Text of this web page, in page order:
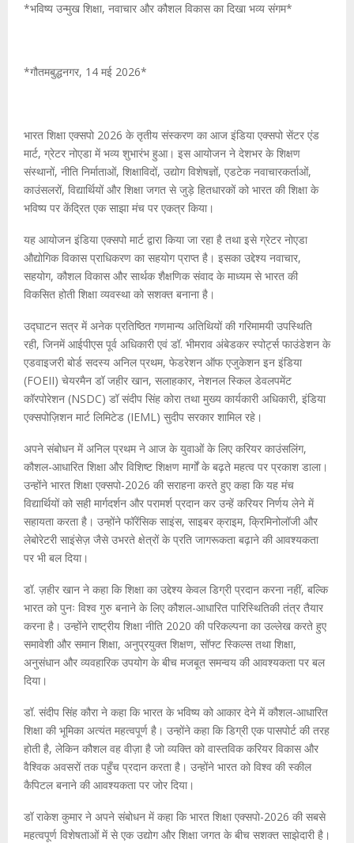
*भविष्य उन्मुख शिक्षा, नवाचार और कौशल विकास का दिखा भव्य संगम*
*गौतमबुद्धनगर, 14 मई 2026*
भारत शिक्षा एक्सपो 2026 के तृतीय संस्करण का आज इंडिया एक्सपो सेंटर एंड
मार्ट, ग्रेटर नोएडा में भव्य शुभारंभ हुआ। इस आयोजन ने देशभर के शिक्षण
संस्थानों, नीति निर्माताओं, शिक्षाविदों, उद्योग विशेषज्ञों, एडटेक नवाचारकर्ताओं,
काउंसलरों, विद्यार्थियों और शिक्षा जगत से जुड़े हितधारकों को भारत की शिक्षा के
भविष्य पर केंद्रित एक साझा मंच पर एकत्र किया।
यह आयोजन इंडिया एक्सपो मार्ट द्वारा किया जा रहा है तथा इसे ग्रेटर नोएडा
औद्योगिक विकास प्राधिकरण का सहयोग प्राप्त है। इसका उद्देश्य नवाचार,
सहयोग, कौशल विकास और सार्थक शैक्षणिक संवाद के माध्यम से भारत की
विकसित होती शिक्षा व्यवस्था को सशक्त बनाना है।
उद्घाटन सत्र में अनेक प्रतिष्ठित गणमान्य अतिथियों की गरिमामयी उपस्थिति
रही, जिनमें आईपीएस पूर्व अधिकारी एवं डॉ. भीमराव अंबेडकर स्पोर्ट्स फाउंडेशन के
एडवाइजरी बोर्ड सदस्य अनिल प्रथम, फेडरेशन ऑफ एजुकेशन इन इंडिया
(FOEII) चेयरमैन डॉ जहीर खान, सलाहकार, नेशनल स्किल डेवलपमेंट
कॉरपोरेशन (NSDC) डॉ संदीप सिंह कोरा तथा मुख्य कार्यकारी अधिकारी, इंडिया
एक्सपोज़िशन मार्ट लिमिटेड (IEML) सुदीप सरकार शामिल रहे।
अपने संबोधन में अनिल प्रथम ने आज के युवाओं के लिए करियर काउंसलिंग,
कौशल-आधारित शिक्षा और विशिष्ट शिक्षण मार्गों के बढ़ते महत्व पर प्रकाश डाला।
उन्होंने भारत शिक्षा एक्सपो-2026 की सराहना करते हुए कहा कि यह मंच
विद्यार्थियों को सही मार्गदर्शन और परामर्श प्रदान कर उन्हें करियर निर्णय लेने में
सहायता करता है। उन्होंने फॉरेंसिक साइंस, साइबर क्राइम, क्रिमिनोलॉजी और
लेबोरेटरी साइंसेज़ जैसे उभरते क्षेत्रों के प्रति जागरूकता बढ़ाने की आवश्यकता
पर भी बल दिया।
डॉ. ज़हीर खान ने कहा कि शिक्षा का उद्देश्य केवल डिग्री प्रदान करना नहीं, बल्कि
भारत को पुनः विश्व गुरु बनाने के लिए कौशल-आधारित पारिस्थितिकी तंत्र तैयार
करना है। उन्होंने राष्ट्रीय शिक्षा नीति 2020 की परिकल्पना का उल्लेख करते हुए
समावेशी और समान शिक्षा, अनुप्रयुक्त शिक्षण, सॉफ्ट स्किल्स तथा शिक्षा,
अनुसंधान और व्यवहारिक उपयोग के बीच मजबूत समन्वय की आवश्यकता पर बल
दिया।
डॉ. संदीप सिंह कौरा ने कहा कि भारत के भविष्य को आकार देने में कौशल-आधारित
शिक्षा की भूमिका अत्यंत महत्वपूर्ण है। उन्होंने कहा कि डिग्री एक पासपोर्ट की तरह
होती है, लेकिन कौशल वह वीज़ा है जो व्यक्ति को वास्तविक करियर विकास और
वैश्विक अवसरों तक पहुँच प्रदान करता है। उन्होंने भारत को विश्व की स्कील
कैपिटल बनाने की आवश्यकता पर जोर दिया।
डॉ राकेश कुमार ने अपने संबोधन में कहा कि भारत शिक्षा एक्सपो-2026 की सबसे
महत्वपूर्ण विशेषताओं में से एक उद्योग और शिक्षा जगत के बीच सशक्त साझेदारी है।